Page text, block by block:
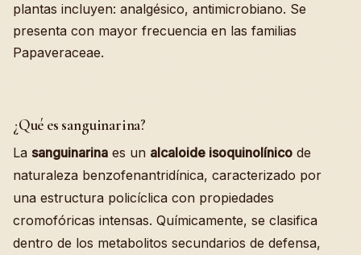
plantas incluyen: analgésico, antimicrobiano. Se
presenta con mayor frecuencia en las familias
Papaveraceae.
¿Qué es sanguinarina?
La sanguinarina es un alcaloide isoquinolínico de
naturaleza benzofenantridínica, caracterizado por
una estructura policíclica con propiedades
cromofóricas intensas. Químicamente, se clasifica
dentro de los metabolitos secundarios de defensa,